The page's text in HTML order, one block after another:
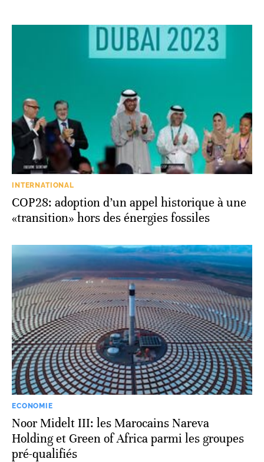
INTERNATIONAL
COP28: adoption d’un appel historique à une
«transition» hors des énergies fossiles
ECONOMIE
Noor Midelt III: les Marocains Nareva
Holding et Green of Africa parmi les groupes
pré-qualifiés